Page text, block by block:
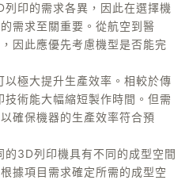
列印的需求各異，因此在選擇機
需求至關重要。從航空到醫
因此應優先考慮機型是否能完
以極大提升生產效率。相較於傳
術能大幅縮短製作時間。但需
確保機器的生產效率符合預
的3D列印機具有不同的成型空間
據項目需求確定所需的成型空